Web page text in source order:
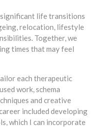
life transitions
relocation, lifestyle
Together, we
times that may feel
each therapeutic
work, schema
and creative
included developing
which I can incorporate